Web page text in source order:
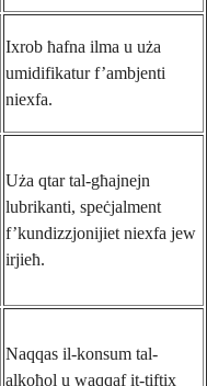
Ixrob ħafna ilma u uża
umidifikatur f’ambjenti
niexfa.
Uża qtar tal-għajnejn
lubrikanti, speċjalment
f’kundizzjonijiet niexfa jew
irjieħ.
Naqqas il-konsum tal-
alkoħol u waqqaf it-tiftix